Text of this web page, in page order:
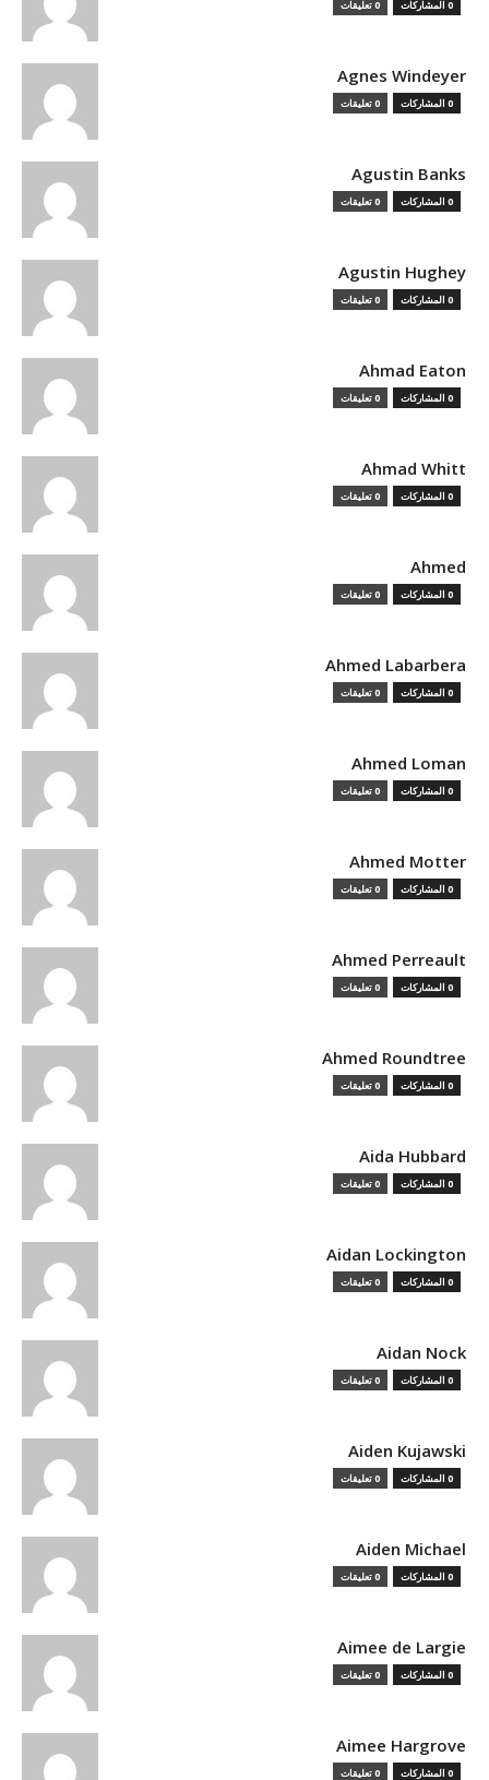
0 المشاركات 0 تعليقات
Agnes Windeyer
0 المشاركات 0 تعليقات
Agustin Banks
0 المشاركات 0 تعليقات
Agustin Hughey
0 المشاركات 0 تعليقات
Ahmad Eaton
0 المشاركات 0 تعليقات
Ahmad Whitt
0 المشاركات 0 تعليقات
Ahmed
0 المشاركات 0 تعليقات
Ahmed Labarbera
0 المشاركات 0 تعليقات
Ahmed Loman
0 المشاركات 0 تعليقات
Ahmed Motter
0 المشاركات 0 تعليقات
Ahmed Perreault
0 المشاركات 0 تعليقات
Ahmed Roundtree
0 المشاركات 0 تعليقات
Aida Hubbard
0 المشاركات 0 تعليقات
Aidan Lockington
0 المشاركات 0 تعليقات
Aidan Nock
0 المشاركات 0 تعليقات
Aiden Kujawski
0 المشاركات 0 تعليقات
Aiden Michael
0 المشاركات 0 تعليقات
Aimee de Largie
0 المشاركات 0 تعليقات
Aimee Hargrove
0 المشاركات 0 تعليقات